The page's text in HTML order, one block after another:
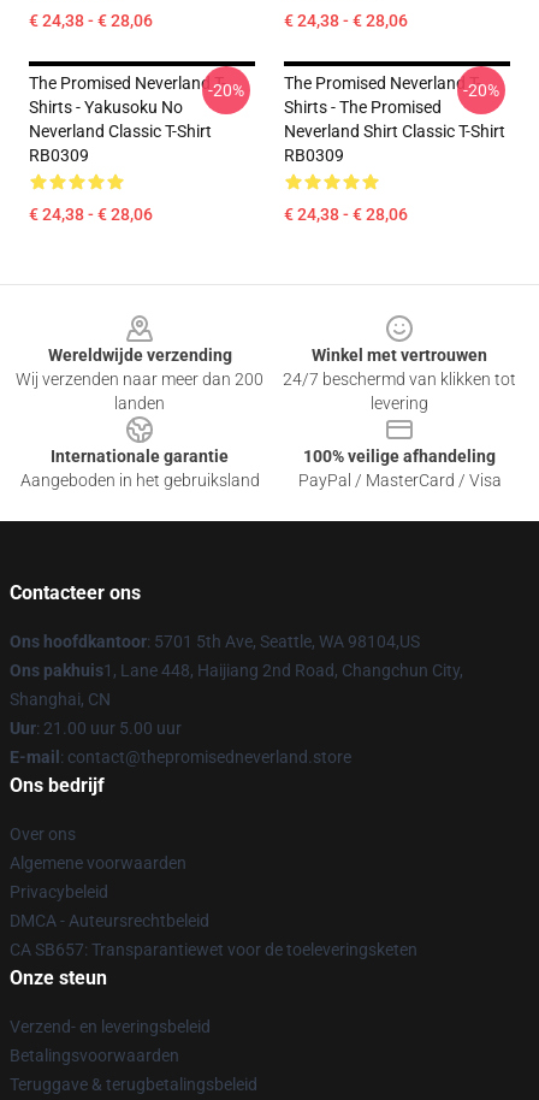
€ 24,38 - € 28,06 € 24,38 - € 28,06
The Promised Neverland T-
Shirts - Yakusoku No
Neverland Classic T-Shirt
RB0309
€ 24,38 - € 28,06
-20%
The Promised Neverland T-
Shirts - The Promised
Neverland Shirt Classic T-Shirt
RB0309
€ 24,38 - € 28,06
-20%
Wereldwijde verzending
Wij verzenden naar meer dan 200
landen
Winkel met vertrouwen
24/7 beschermd van klikken tot
levering
Internationale garantie
Aangeboden in het gebruiksland
100% veilige afhandeling
PayPal / MasterCard / Visa
Contacteer ons
Ons hoofdkantoor: 5701 5th Ave, Seattle, WA 98104,US
Ons pakhuis1, Lane 448, Haijiang 2nd Road, Changchun City,
Shanghai, CN
Uur: 21.00 uur 5.00 uur
E-mail : contact@thepromisedneverland.store
Ons bedrijf
Over ons
Algemene voorwaarden
Privacybeleid
DMCA - Auteursrechtbeleid
CA SB657: Transparantiewet voor de toeleveringsketen
Onze steun
Verzend- en leveringsbeleid
Betalingsvoorwaarden
Teruggave & terugbetalingsbeleid